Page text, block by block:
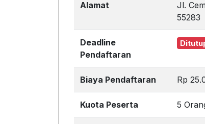
Alamat
Jl.
55283
Deadline
Pendaftaran
Biaya Pendaftaran Rp
Kuota Peserta 5